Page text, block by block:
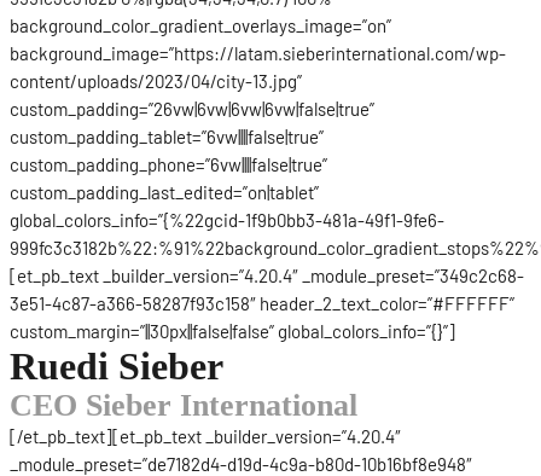
background_color_gradient_overlays_image=”on”
background_image=”https://latam.sieberinternational.com/wp-
content/uploads/2023/04/city-13.jpg”
custom_padding=”26vw|6vw|6vw|6vw|false|true”
custom_padding_tablet=”6vw||||false|true”
custom_padding_phone=”6vw||||false|true”
custom_padding_last_edited=”on|tablet”
global_colors_info=”{%22gcid-1f9b0bb3-481a-49f1-9fe6-
[et_pb_text _builder_version=”4.20.4″ _module_preset=”349c2c68-
3e51-4c87-a366-58287f93c158″ header_2_text_color=”#FFFFFF”
custom_margin=”||30px||false|false” global_colors_info=”{}”]
Ruedi Sieber
CEO Sieber International
[/et_pb_text][et_pb_text _builder_version=”4.20.4″
_module_preset=”de7182d4-d19d-4c9a-b80d-10b16bf8e948″